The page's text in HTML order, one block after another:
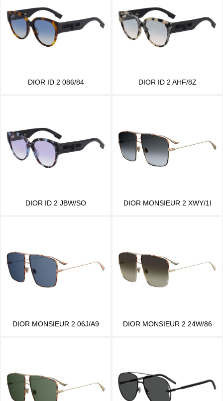
DIOR ID 2 086/84 DIOR ID 2 AHF/8Z
DIOR ID 2 JBW/SO DIOR MONSIEUR 2 XWY/1I
DIOR MONSIEUR 2 06J/A9 DIOR MONSIEUR 2 24W/86